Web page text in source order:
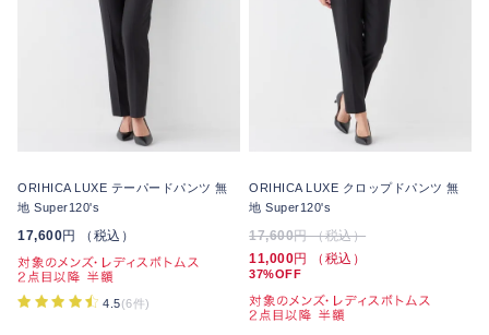
ORIHICA LUXE テーパードパンツ 無
地 Super120's
17,600円 （税込）
4.5(6件)
ORIHICA LUXE クロップドパンツ 無
地 Super120's
17,600円 （税込）
11,000円 （税込）
37%OFF